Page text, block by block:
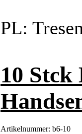
PL:
10
Artikelnummer: b6-10